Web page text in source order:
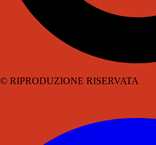
© RIPRODUZIONE RISERVATA